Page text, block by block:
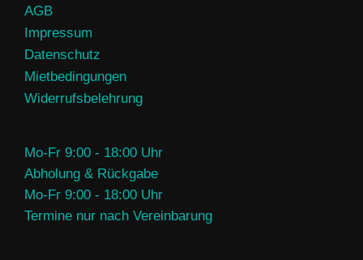
AGB
Impressum
Datenschutz
Mietbedingungen
Widerrufsbelehrung
Mo-Fr 9:00 - 18:00 Uhr
Abholung & Rückgabe
Mo-Fr 9:00 - 18:00 Uhr
Termine nur nach Vereinbarung